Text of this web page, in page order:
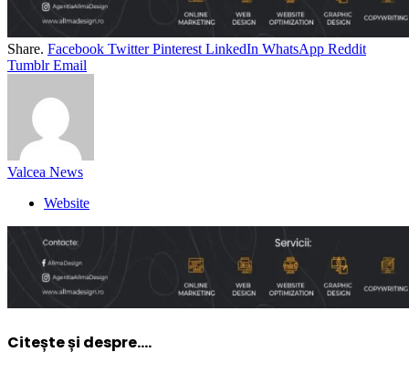
Share. Facebook Twitter Pinterest LinkedIn WhatsApp Reddit
Tumblr Email
Valcea News
Website
Citește și despre....